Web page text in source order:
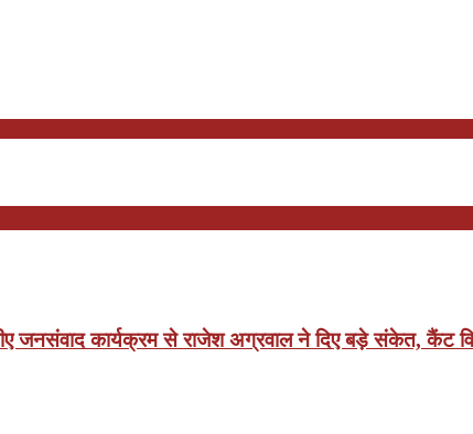
जनसंवाद कार्यक्रम से राजेश अग्रवाल ने दिए बड़े संकेत, कैंट